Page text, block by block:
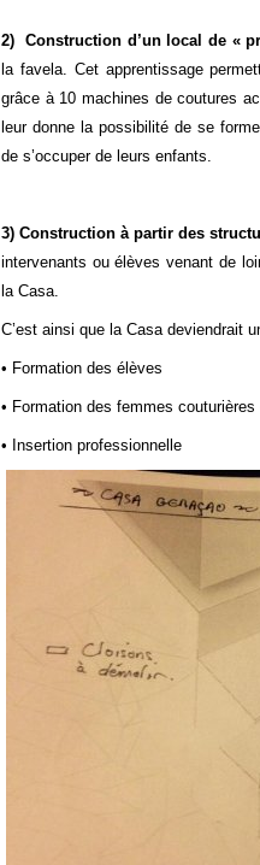
2) Construction d’un local de «
la favela. Cet apprentissage
grâce à 10 machines de coutures
leur donne la possibilité de se
de s’occuper de leurs enfants.
3) Construction à partir des
intervenants ou élèves venant de
la Casa.
C’est ainsi que la Casa deviendrait
• Formation des élèves
• Formation des femmes
• Insertion professionnelle